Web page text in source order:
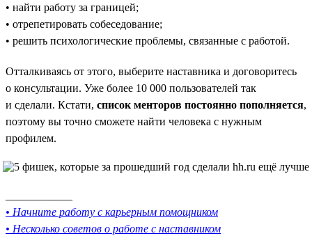
• найти работу за границей;
• отрепетировать собеседование;
• решить психологические проблемы, связанные с работой.
Отталкиваясь от этого, выберите наставника и договоритесь
о консультации. Уже более 10 000 пользователей так
и сделали. Кстати, список менторов постоянно пополняется,
поэтому вы точно сможете найти человека с нужным
профилем.
• Начните работу с карьерным помощником
• Несколько советов о работе с наставником